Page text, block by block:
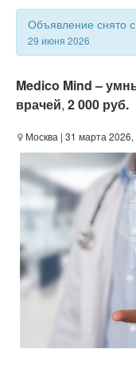
Объявление снято
29 июня 2026
Medico Mind –
врачей, 2 000 руб.
Москва | 31 марта